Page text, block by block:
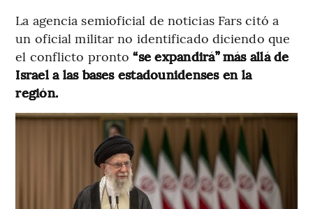
La agencia semioficial de noticias Fars citó a
un oficial militar no identificado diciendo que
el conflicto pronto“se expandirá” más allá de
Israel a las bases estadounidenses en la
región.